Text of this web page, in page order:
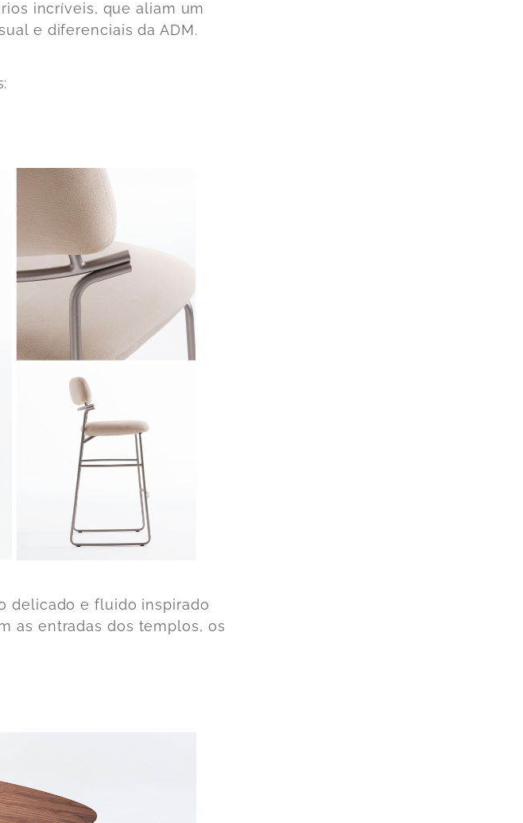
incríveis, que aliam um
e diferenciais da ADM.
delicado e fluido inspirado
as entradas dos templos, os